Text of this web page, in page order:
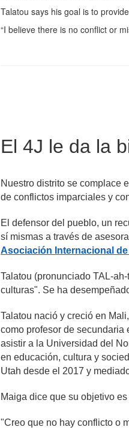
Talatou says his goal is to
“I believe there is no conflict or
El 4J le da la
Nuestro distrito se complace
de conflictos imparciales y
El defensor del pueblo, un
Asociación Internacional
Talatou (pronunciado TAL-
culturas". Se ha
Talatou nació y creció en
como profesor de secundaria
asistir a la Universidad del
en educación, cultura y
Utah desde el 2017 y
Maiga dice que su objetivo
"Creo que no hay conflicto o